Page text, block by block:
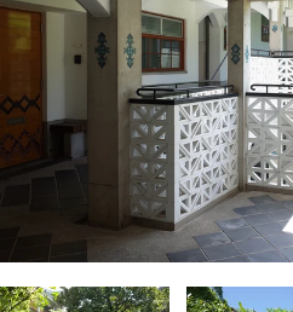
VARIATION
ひとつのスタジオであれもこれも
LOCATION
カフェやオフィスなどロケシーンも
SIZE&PRICE
広さと利用料金で探す
ALL FILTER
すべての選択肢からスタジオを探す
SIZE&PRICE
広さと利用料金で探す
ALL FILTER
すべての選択肢からスタジオを探す
スタジオ一覧
マップから探す
お気に入り